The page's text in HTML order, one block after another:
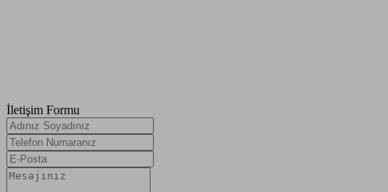
İletişim Formu